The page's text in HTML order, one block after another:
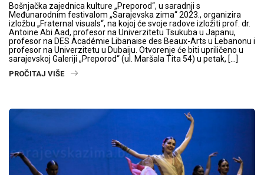
Bošnjačka zajednica kulture „Preporod“, u saradnji s
Međunarodnim festivalom „Sarajevska zima“ 2023., organizira
izložbu „Fraternal visuals“, na kojoj će svoje radove izložiti prof. dr.
Antoine Abi Aad, profesor na Univerzitetu Tsukuba u Japanu,
profesor na DES Académie Libanaise des Beaux-Arts u Lebanonu i
profesor na Univerzitetu u Dubaiju. Otvorenje će biti upriličeno u
sarajevskoj Galeriji „Preporod“ (ul. Maršala Tita 54) u petak, […]
PROČITAJ VIŠE